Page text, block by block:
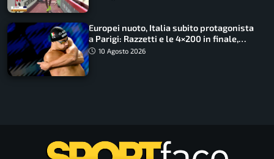
Europei nuoto, Italia subito protagonista
a Parigi: Razzetti e le 4×200 in finale,
Quadarella domina gli 800
10 Agosto 2026